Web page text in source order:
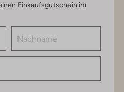
Einkaufsgutschein im